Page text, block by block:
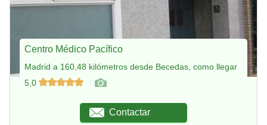
Centro Médico Pacífico
Madrid a 160,48 kilómetros desde Becedas, como llegar
5,0
Contactar